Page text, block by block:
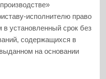
исполнителю право
установленный срок без
содержащихся в
на основании